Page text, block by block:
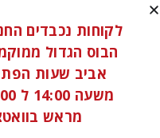
אביב שעות
מראש בוואטצאפ 058-